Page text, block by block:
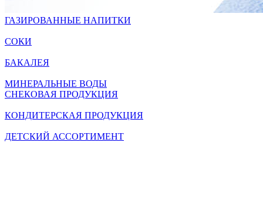
ГАЗИРОВАННЫЕ НАПИТКИ
СОКИ
БАКАЛЕЯ
МИНЕРАЛЬНЫЕ ВОДЫ
СНЕКОВАЯ ПРОДУКЦИЯ
КОНДИТЕРСКАЯ ПРОДУКЦИЯ
ДЕТСКИЙ АССОРТИМЕНТ